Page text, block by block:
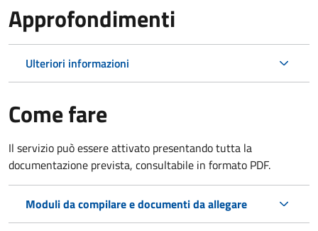
Approfondimenti
Ulteriori informazioni
Come fare
Il servizio può essere attivato presentando tutta la
documentazione prevista, consultabile in formato PDF.
Moduli da compilare e documenti da allegare